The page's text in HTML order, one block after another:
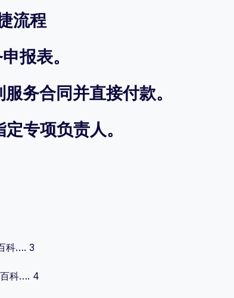
流程
报表。
务合同并直接付款。
专项负责人。
科…. 3
科…. 4